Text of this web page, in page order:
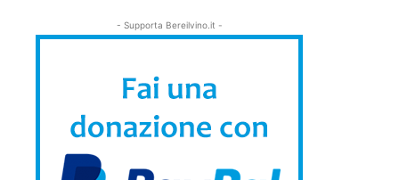
- Supporta Bereilvino.it -